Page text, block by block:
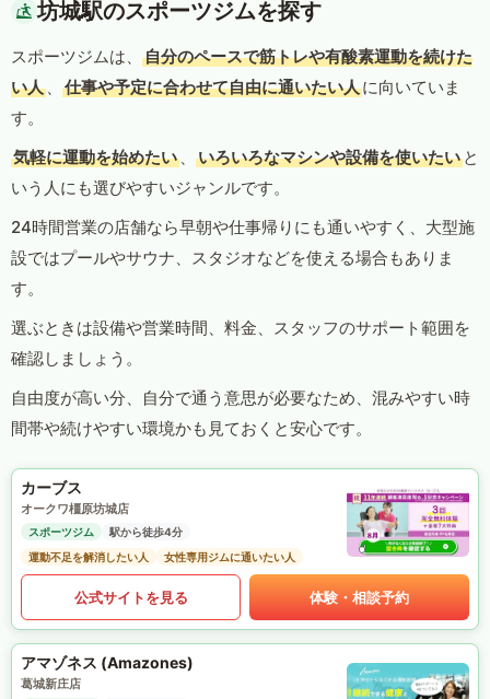
坊城駅のスポーツジムを探す
スポーツジムは、
自分のペースで筋トレや有酸素運動を続けた
い人 、 仕事や予定に合わせて自由に通いたい人に向いていま
す。
気軽に運動を始めたい 、 いろいろなマシンや設備を使いたい と
いう人にも選びやすいジャンルです。
24時間営業の店舗なら早朝や仕事帰りにも通いやすく、大型施
設ではプールやサウナ、スタジオなどを使える場合もありま
す。
選ぶときは設備や営業時間、料金、スタッフのサポート範囲を
確認しましょう。
自由度が高い分、自分で通う意思が必要なため、混みやすい時
間帯や続けやすい環境かも見ておくと安心です。
カーブス
オークワ橿原坊城店
スポーツジム
駅から徒歩4分
運動不足を解消したい人
女性専用ジムに通いたい人
公式サイトを見る 体験・相談予約
アマゾネス (Amazones)
葛城新庄店